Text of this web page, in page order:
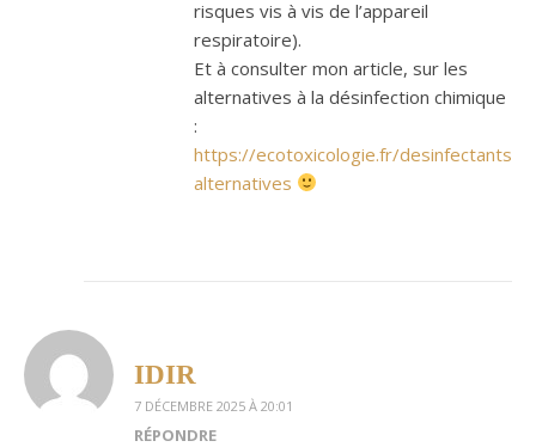
risques vis à vis de l’appareil
respiratoire).
Et à consulter mon article, sur les
alternatives à la désinfection chimique
:
https://ecotoxicologie.fr/desinfectants-
alternatives
IDIR
7 DÉCEMBRE 2025 À 20:01
RÉPONDRE